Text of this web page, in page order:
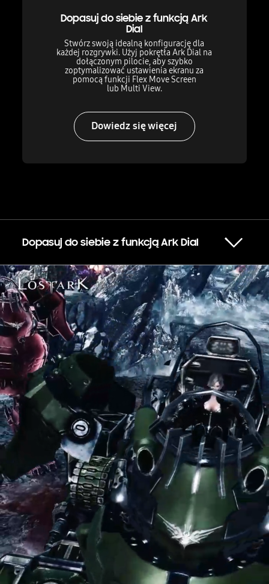
Dopasuj do siebiez funkcją Ark
Dial
Stwórz swoją idealną konfigurację dla
każdej rozgrywki. Użyj pokrętła Ark Dial na
dołączonym pilocie, aby szybko
zoptymalizować ustawienia ekranu za
pomocą funkcji Flex Move Screen
lub Multi View.
Dowiedz się więcej
Dopasuj do siebie z funkcją Ark Dial